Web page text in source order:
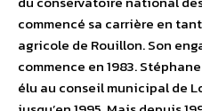
commencé sa carrière en
agricole de Rouillon. Son
commence en 1983.
élu au conseil municipal de